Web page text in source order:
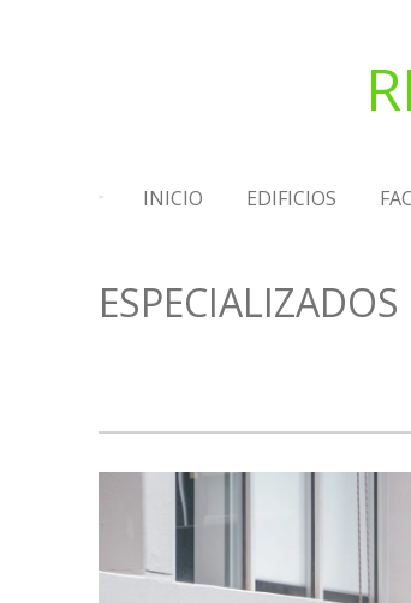
INICIO EDIFICIOS